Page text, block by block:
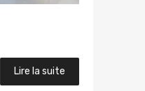
Lire la suite